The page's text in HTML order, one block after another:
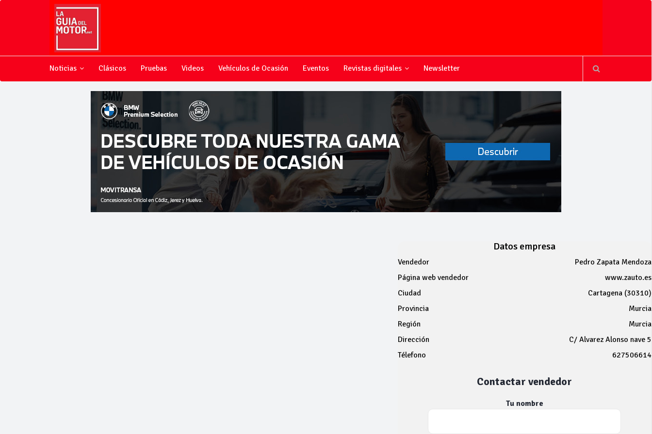
Noticias Clásicos Pruebas Videos Vehículos de Ocasión Eventos Revistas digitales Newsletter
Datos empresa
Vendedor
Pedro Zapata Mendoza
Página web vendedor
www.zauto.es
Ciudad
Cartagena (30310)
Provincia
Murcia
Región
Murcia
Dirección
C/ Alvarez Alonso nave 5
Télefono
627506614
Contactar vendedor
Tu nombre